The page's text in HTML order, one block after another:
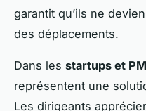
garantit qu’ils ne
des déplacements.
Dans les startups et
représentent une
Les dirigeants